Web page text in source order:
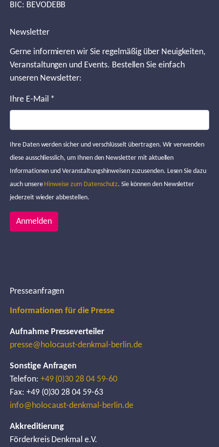
BIC: BEVODEBB
Newsletter
Gerne informieren wir Sie regelmäßig über Neuigkeiten,
Veranstaltungen und Events. Bestellen Sie einfach
unseren Newsletter:
Ihre E-Mail *
Ihre Daten werden sicher und verschlüsselt übertragen. Wir verwenden
diese ausschliesslich, um Ihnen den Newsletter mit aktuellen
Informationen und Veranstaltungshinweisen zuzusenden. Lesen Sie dazu
auch unsere Hinweise zum Datenschutz. Sie können den Newsletter
jederzeit wieder abbestellen.
Anmelden
Presseanfragen
Informationen für die Presse
Aufnahme Presseverteiler
presse@holocaust-denkmal-berlin.de
Sonstige Anfragen
Telefon: +49 (0)30 28 04 59-60
Fax: +49 (0)30 28 04 59-63
info@holocaust-denkmal-berlin.de
Akkreditierung
Förderkreis Denkmal e.V.